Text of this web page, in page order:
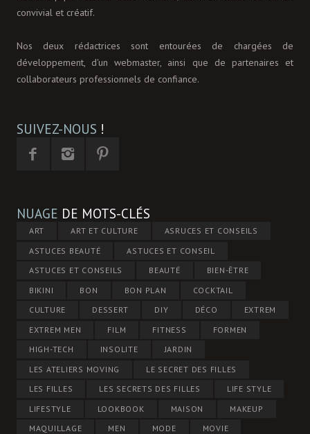
convivial et créatif.
Nos deux rédactrices sont entourées de chargées de
développement, d'un webmaster, ainsi que de partenaires et
collaborateurs professionnels de confiance.
SUIVEZ-NOUS !
NUAGE DE MOTS-CLÉS
ART ART ET CULTURE
ASRUCES ET CONSEILS
ASTUCES BEAUTÉ
ASTUCES ET CONSEIL
ASTUCES ET CONSEILS
BEAUTÉ
BIEN-ÊTRE
BIKINI
BON BON PLAN
COCKTAIL
CULTURE
DESSERT DIY DÉCO
EXTREM
EXTREM MEN
FILM FITNESS
FORMEN
HIGH-TECH
INSOLITE
JARDIN
LES ATELIERS MOVING
LE SECRET DES FILLES
LES FILLES
LES SECRETS DES FILLES
LIFE STYLE
LIFESTYLE
LOOKBOOK MAISON
MAKEUP
MAQUILLAGE
MEN MODE MOVIE